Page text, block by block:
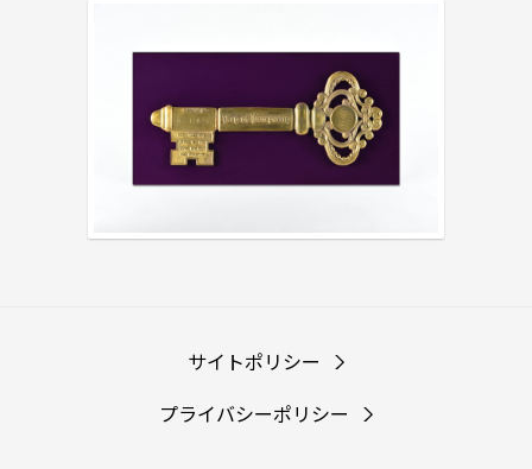
サイトポリシー
プライバシーポリシー